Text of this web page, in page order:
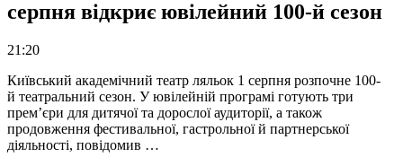
серпня відкриє ювілейний 100-й сезон
21:20
Київський академічний театр ляльок 1 серпня розпочне 100-
й театральний сезон. У ювілейній програмі готують три
прем’єри для дитячої та дорослої аудиторії, а також
продовження фестивальної, гастрольної й партнерської
діяльності, повідомив …